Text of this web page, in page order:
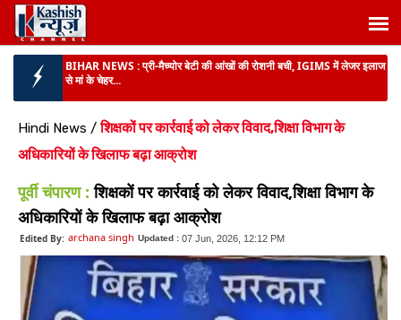
BIG NEWS :पटना यूनिवर्सिटी दीक्षांत समारोह में छात्रों का हंगामा, डिग्री मंच से देने
...
राजस्व नुकसान...
BIG BREAKING :TRE-4 शिक्षक भर्ती को लेकर बड़ी खबर, दो दिन में मांगी गई
विषयवार रिक्तियों ...
BIHAR NEWS :पटना के सभी वार्डों में डोर-टू-डोर सेवा बहाल, शुक्रवार तक लगभग
9800 टन कचरे...
BIG BREAKING :बिहार की स्वास्थ्य व्यवस्था को लेकर दिल्ली में अहम बैठक...
BIHAR NEWS :प्री-मैच्योर बेटी की आंखों की रोशनी बची, IGIMS में लेजर इलाज
से मां के चेहर...
Hindi News / शिक्षकों पर कार्रवाई को लेकर विवाद,शिक्षा विभाग के
अधिकारियों के खिलाफ बढ़ा आक्रोश
पूर्वी चंपारण :शिक्षकों पर कार्रवाई को लेकर विवाद,शिक्षा विभाग के
अधिकारियों के खिलाफ बढ़ा आक्रोश
Edited By: archana singh Updated : 07 Jun, 2026, 12:12 PM